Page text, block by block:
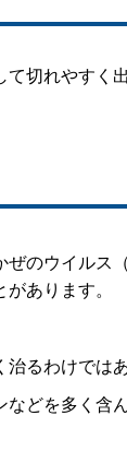
切れやすく
ぜのウイルス
あります。
るわけではあ
どを多く含